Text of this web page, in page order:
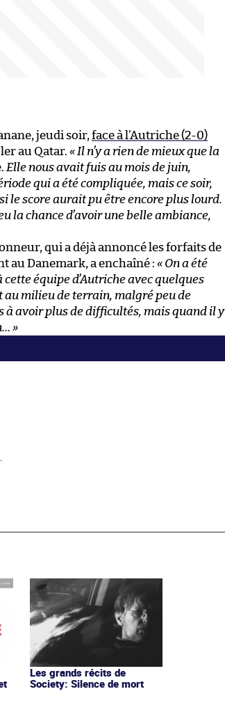
jeudi soir, face à l’Autriche (2-0)
au Qatar. « Il n’y a rien de mieux que la
Elle nous avait fuis au mois de juin,
qui a été compliquée, mais ce soir,
le score aurait pu être encore plus lourd.
la chance d’avoir une belle ambiance,
qui a déjà annoncé les forfaits de
au Danemark, a enchaîné : « On a été
équipe d’Autriche avec quelques
milieu de terrain, malgré peu de
à avoir plus de difficultés, mais quand il y
»
Les grands récits de
Society: Silence de mort